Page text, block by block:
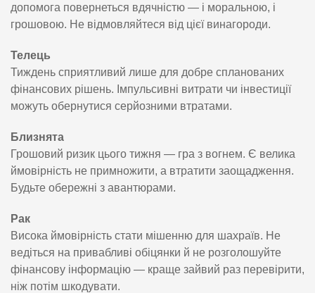
допомога повернеться вдячністю — і моральною, і
грошовою. Не відмовляйтеся від цієї винагороди.
Телець
Тиждень сприятливий лише для добре спланованих
фінансових рішень. Імпульсивні витрати чи інвестиції
можуть обернутися серйозними втратами.
Близнята
Грошовий ризик цього тижня — гра з вогнем. Є велика
ймовірність не примножити, а втратити заощадження.
Будьте обережні з авантюрами.
Рак
Висока ймовірність стати мішенню для шахраїв. Не
ведіться на привабливі обіцянки й не розголошуйте
фінансову інформацію — краще зайвий раз перевірити,
ніж потім шкодувати.